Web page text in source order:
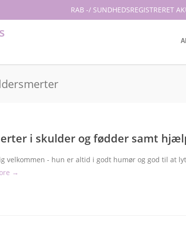
RAB -/ SUNDHEDSREGISTRERET
i skulder og fødder samt
velkommen - hun er altid i godt humør og god til at
→